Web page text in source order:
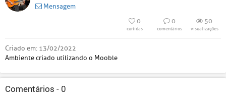
Mensagem
0
curtidas
0
comentários
50
visualizações
Criado em: 13/02/2022
Ambiente criado utilizando o Mooble
Comentários - 0